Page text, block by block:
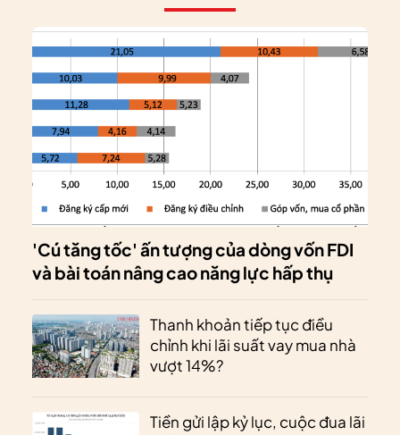
'Cú tăng tốc' ấn tượng của dòng vốn FDI
và bài toán nâng cao năng lực hấp thụ
Thanh khoản tiếp tục điều
chỉnh khi lãi suất vay mua nhà
vượt 14%?
Tiền gửi lập kỷ lục, cuộc đua lãi